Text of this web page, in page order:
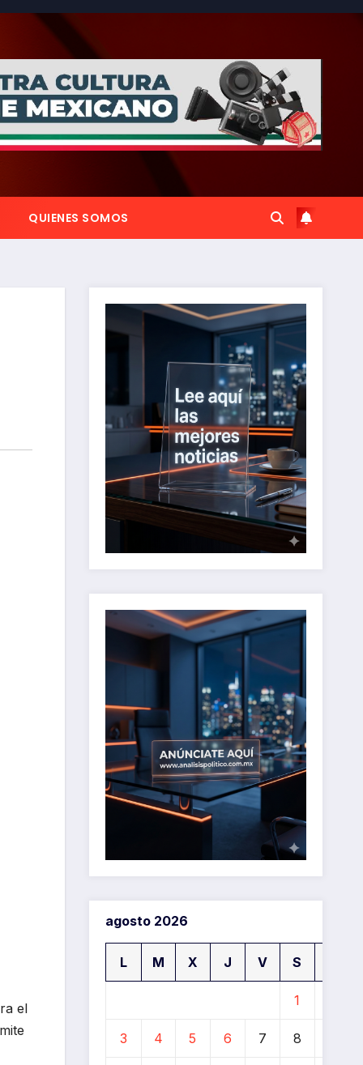
QUIENES SOMOS
el
agosto 2026
L M X J V S
1
3 4 5 6 7 8